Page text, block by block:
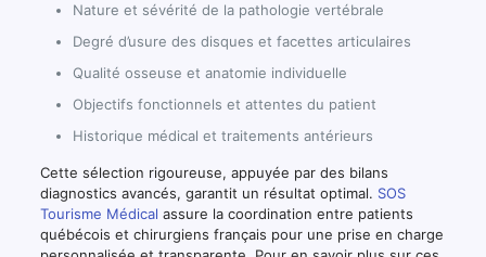
Nature et sévérité de la pathologie vertébrale
Degré d’usure des disques et facettes articulaires
Qualité osseuse et anatomie individuelle
Objectifs fonctionnels et attentes du patient
Historique médical et traitements antérieurs
Cette sélection rigoureuse, appuyée par des bilans
diagnostics avancés, garantit un résultat optimal. SOS
Tourisme Médical assure la coordination entre patients
québécois et chirurgiens français pour une prise en charge